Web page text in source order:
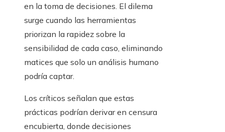
en la toma de decisiones. El dilema
surge cuando las herramientas
priorizan la rapidez sobre la
sensibilidad de cada caso, eliminando
matices que solo un análisis humano
podría captar.
Los críticos señalan que estas
prácticas podrían derivar en censura
encubierta, donde decisiones